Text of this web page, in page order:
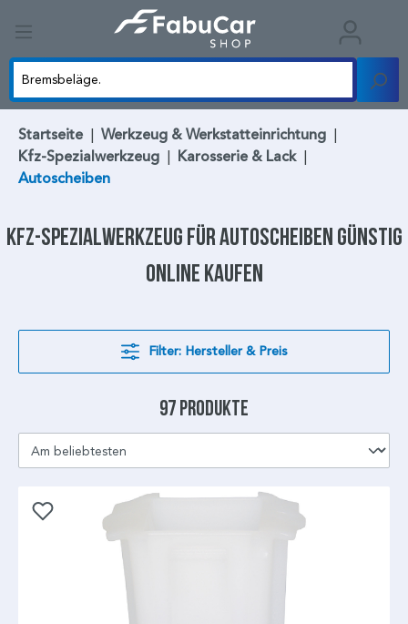
Startseite | Werkzeug & Werkstatteinrichtung |
Kfz-Spezialwerkzeug | Karosserie & Lack |
Autoscheiben
Kfz-Spezialwerkzeug fürAutoscheiben günstig
online kaufen
Filter: Hersteller & Preis
97 Produkte